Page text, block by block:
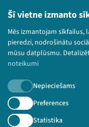
Šī vietne izmanto
Mēs izmantojam
pieredzi, nodrošinātu
mūsu datplūsmu.
noteikumi
Nepieciešams
Preferences
Statistika
Lietošanas
Bērnu
© 2026 Sarunu
paturētas.
Piesakies
Nepalaid garām